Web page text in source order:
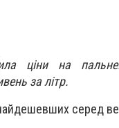
ціни на
за літр.
серед